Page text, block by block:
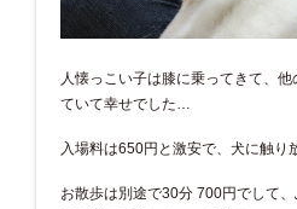
人懐っこい子は膝に乗ってきて、
ていて幸せでした…
入場料は650円と激安で、犬に触り
お散歩は別途で30分 700円でして